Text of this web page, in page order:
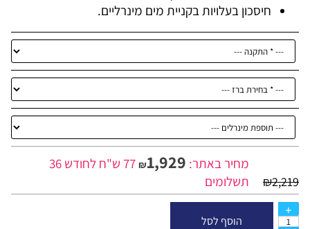
חיסכון בעלויות בקניית מים מינרליים.
₪2,219
מחיר באתר: ₪1,929
77 ש"ח לחודש 36
תשלומים
הוסף לסל